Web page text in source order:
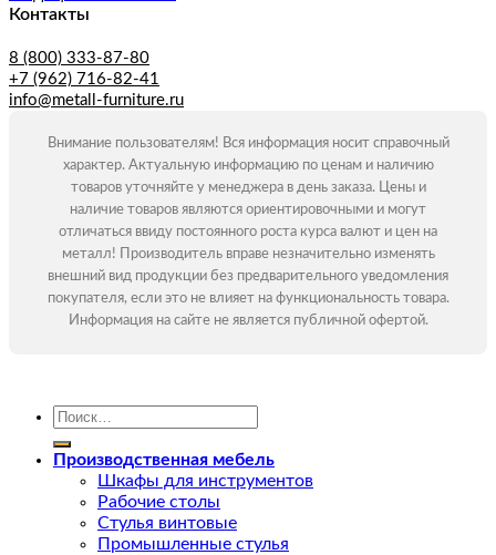
Контакты
8 (800) 333-87-80
+7 (962) 716-82-41
info@metall-furniture.ru
Внимание пользователям! Вся информация носит справочный
характер. Актуальную информацию по ценам и наличию
товаров уточняйте у менеджера в день заказа. Цены и
наличие товаров являются ориентировочными и могут
отличаться ввиду постоянного роста курса валют и цен на
металл! Производитель вправе незначительно изменять
внешний вид продукции без предварительного уведомления
покупателя, если это не влияет на функциональность товара.
Информация на сайте не является публичной офертой.
Искать:
Производственная мебель
Шкафы для инструментов
Рабочие столы
Стулья винтовые
Промышленные стулья